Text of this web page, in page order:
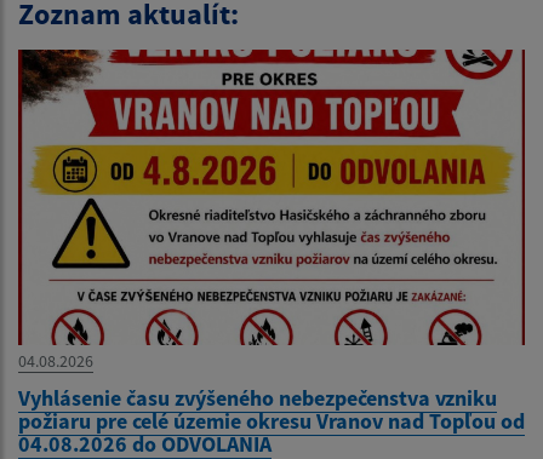
Zoznam aktualít:
04.08.2026
Vyhlásenie času zvýšeného nebezpečenstva vzniku
požiaru pre celé územie okresu Vranov nad Topľou od
04.08.2026 do ODVOLANIA